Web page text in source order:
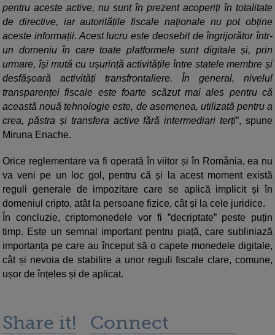
pentru aceste active, nu sunt în prezent acoperiți în totalitate
de directive, iar autoritățile fiscale naționale nu pot obține
aceste informații. Acest lucru este deosebit de îngrijorător într-
un domeniu în care toate platformele sunt digitale și, prin
urmare, își mută cu ușurință activitățile între statele membre și
desfășoară activități transfrontaliere. În general, nivelul
transparenței fiscale este foarte scăzut mai ales pentru că
această nouă tehnologie este, de asemenea, utilizată pentru a
crea, păstra și transfera active fără intermediari terți”, spune
Miruna Enache.
Orice reglementare va fi operată în viitor și în România, ea nu
va veni pe un loc gol, pentru că și la acest moment există
reguli generale de impozitare care se aplică implicit și în
domeniul cripto, atât la persoane fizice, cât și la cele juridice.
În concluzie, criptomonedele vor fi ”decriptate” peste puțin
timp. Este un semnal important pentru piață, care subliniază
importanța pe care au început să o capete monedele digitale,
cât și nevoia de stabilire a unor reguli fiscale clare, comune,
ușor de înțeles și de aplicat.
Share it! Connect